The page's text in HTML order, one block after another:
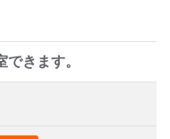
きます。